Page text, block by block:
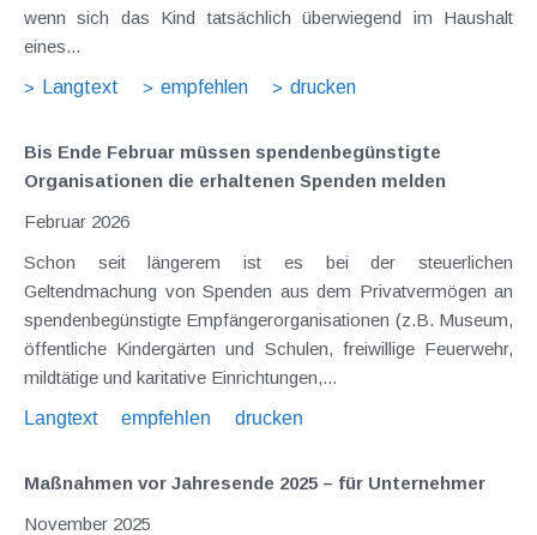
wenn sich das Kind tatsächlich überwiegend im Haushalt
eines...
Langtext
empfehlen drucken
Bis Ende Februar müssen spendenbegünstigte
Organisationen die erhaltenen Spenden melden
Februar 2026
Schon seit längerem ist es bei der steuerlichen
Geltendmachung von Spenden aus dem Privatvermögen an
spendenbegünstigte Empfängerorganisationen (z.B. Museum,
öffentliche Kindergärten und Schulen, freiwillige Feuerwehr,
mildtätige und karitative Einrichtungen,...
Langtext
empfehlen drucken
Maßnahmen vor Jahresende 2025 – für Unternehmer
November 2025